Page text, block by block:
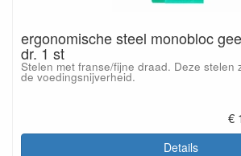
ergonomische steel monobloc
dr. 1 st
Stelen met franse/fijne draad. Deze stelen
de voedingsnijverheid.
€
Details